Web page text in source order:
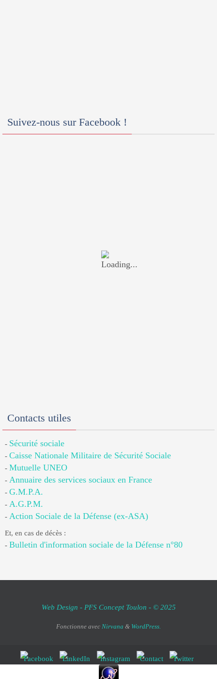
Suivez-nous sur Facebook !
Contacts utiles
- Sécurité sociale
- Caisse Nationale Militaire de Sécurité Sociale
- Mutuelle UNEO
- Annuaire des services sociaux en France
- G.M.P.A.
- A.G.P.M.
- Action Sociale de la Défense (ex-ASA)
Et, en cas de décès :
- Bulletin d'information sociale de la Défense n°80
Web Design - PFS Concept Toulon - © 2025
Fonctionne avec Nirvana & WordPress.